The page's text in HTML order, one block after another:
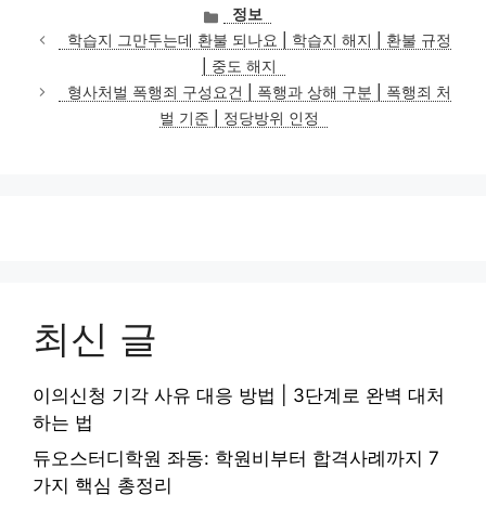
카
테
고
리
정보
학습지 그만두는데 환불 되나요 | 학습지 해지 | 환불 규정
| 중도 해지
형사처벌 폭행죄 구성요건 | 폭행과 상해 구분 | 폭행죄 처
벌 기준 | 정당방위 인정
최신 글
이의신청 기각 사유 대응 방법 | 3단계로 완벽 대처
하는 법
듀오스터디학원 좌동: 학원비부터 합격사례까지 7
가지 핵심 총정리